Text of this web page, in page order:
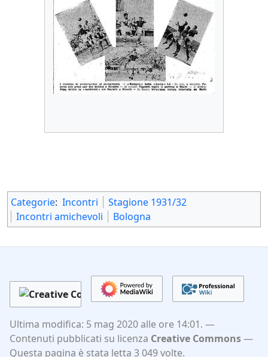
Categorie: Incontri
Stagione 1931/32
Incontri amichevoli
Bologna
Ultima modifica: 5 mag 2020 alle ore 14:01.
Contenuti pubblicati su licenza Creative Commons
Questa pagina è stata letta 3 049 volte.